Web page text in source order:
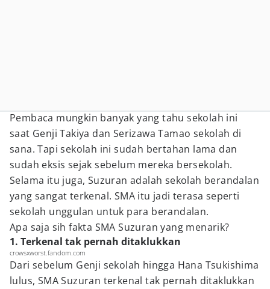
Pembaca mungkin banyak yang tahu sekolah ini
saat Genji Takiya dan Serizawa Tamao sekolah di
sana. Tapi sekolah ini sudah bertahan lama dan
sudah eksis sejak sebelum mereka bersekolah.
Selama itu juga, Suzuran adalah sekolah berandalan
yang sangat terkenal. SMA itu jadi terasa seperti
sekolah unggulan untuk para berandalan.
Apa saja sih fakta SMA Suzuran yang menarik?
1. Terkenal tak pernah ditaklukkan
crowsxworst.fandom.com
Dari sebelum Genji sekolah hingga Hana Tsukishima
lulus, SMA Suzuran terkenal tak pernah ditaklukkan